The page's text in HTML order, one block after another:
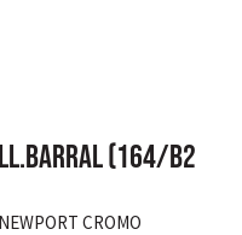
(164/B2
CROMO